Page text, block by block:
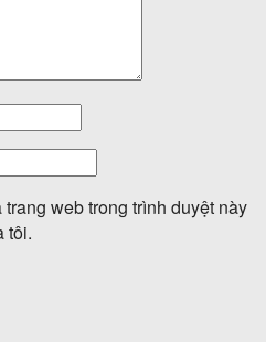
web trong trình duyệt này
tôi.